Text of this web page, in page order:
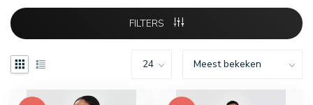
FILTERS